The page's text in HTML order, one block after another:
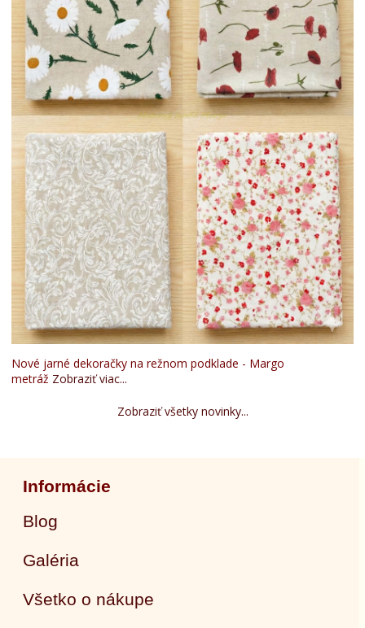
Nové jarné dekoračky na režnom podklade - Margo
metráž Zobraziť viac...
Zobraziť všetky novinky...
Informácie
Blog
Galéria
Všetko o nákupe